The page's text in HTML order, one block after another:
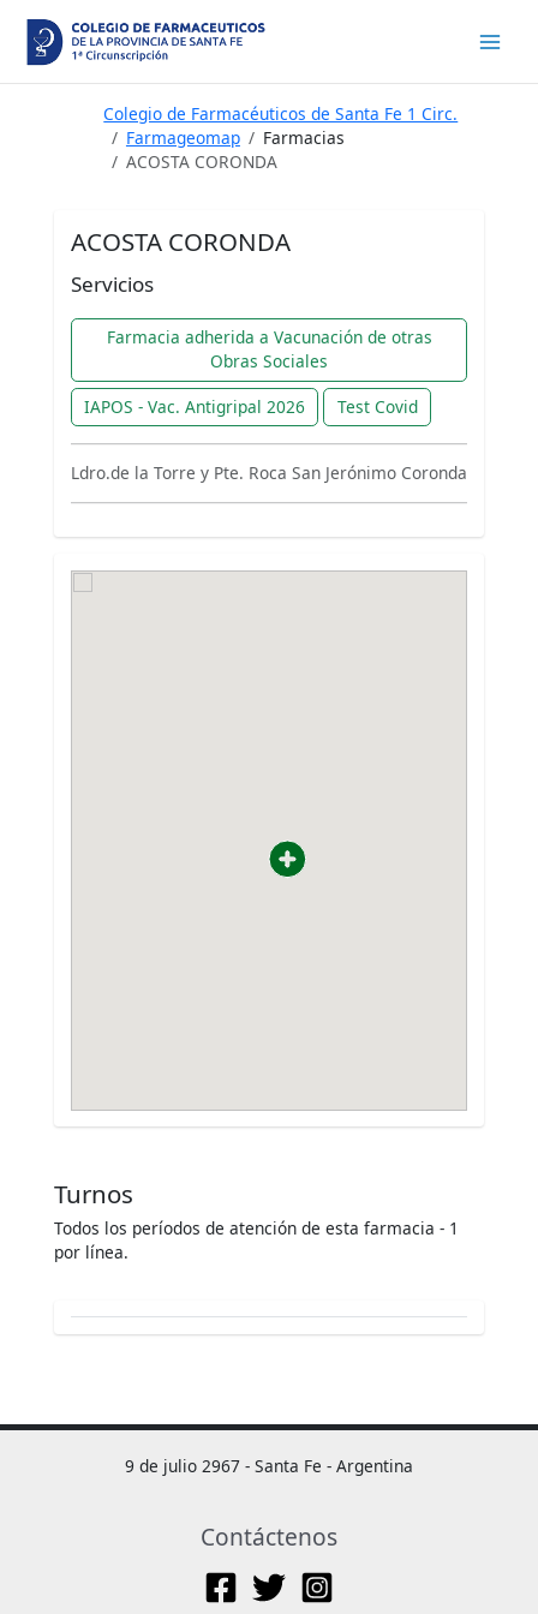
contenido
Colegio de Farmacéuticos de Santa Fe 1 Circ.
Farmageomap
Farmacias
ACOSTA CORONDA
ACOSTA CORONDA
Servicios
Farmacia adherida a Vacunación de otras
Obras Sociales
IAPOS - Vac. Antigripal 2026
Test Covid
Ldro.de la Torre y Pte. Roca San Jerónimo Coronda
Turnos
Todos los períodos de atención de esta farmacia - 1
por línea.
9 de julio 2967 - Santa Fe - Argentina
Contáctenos